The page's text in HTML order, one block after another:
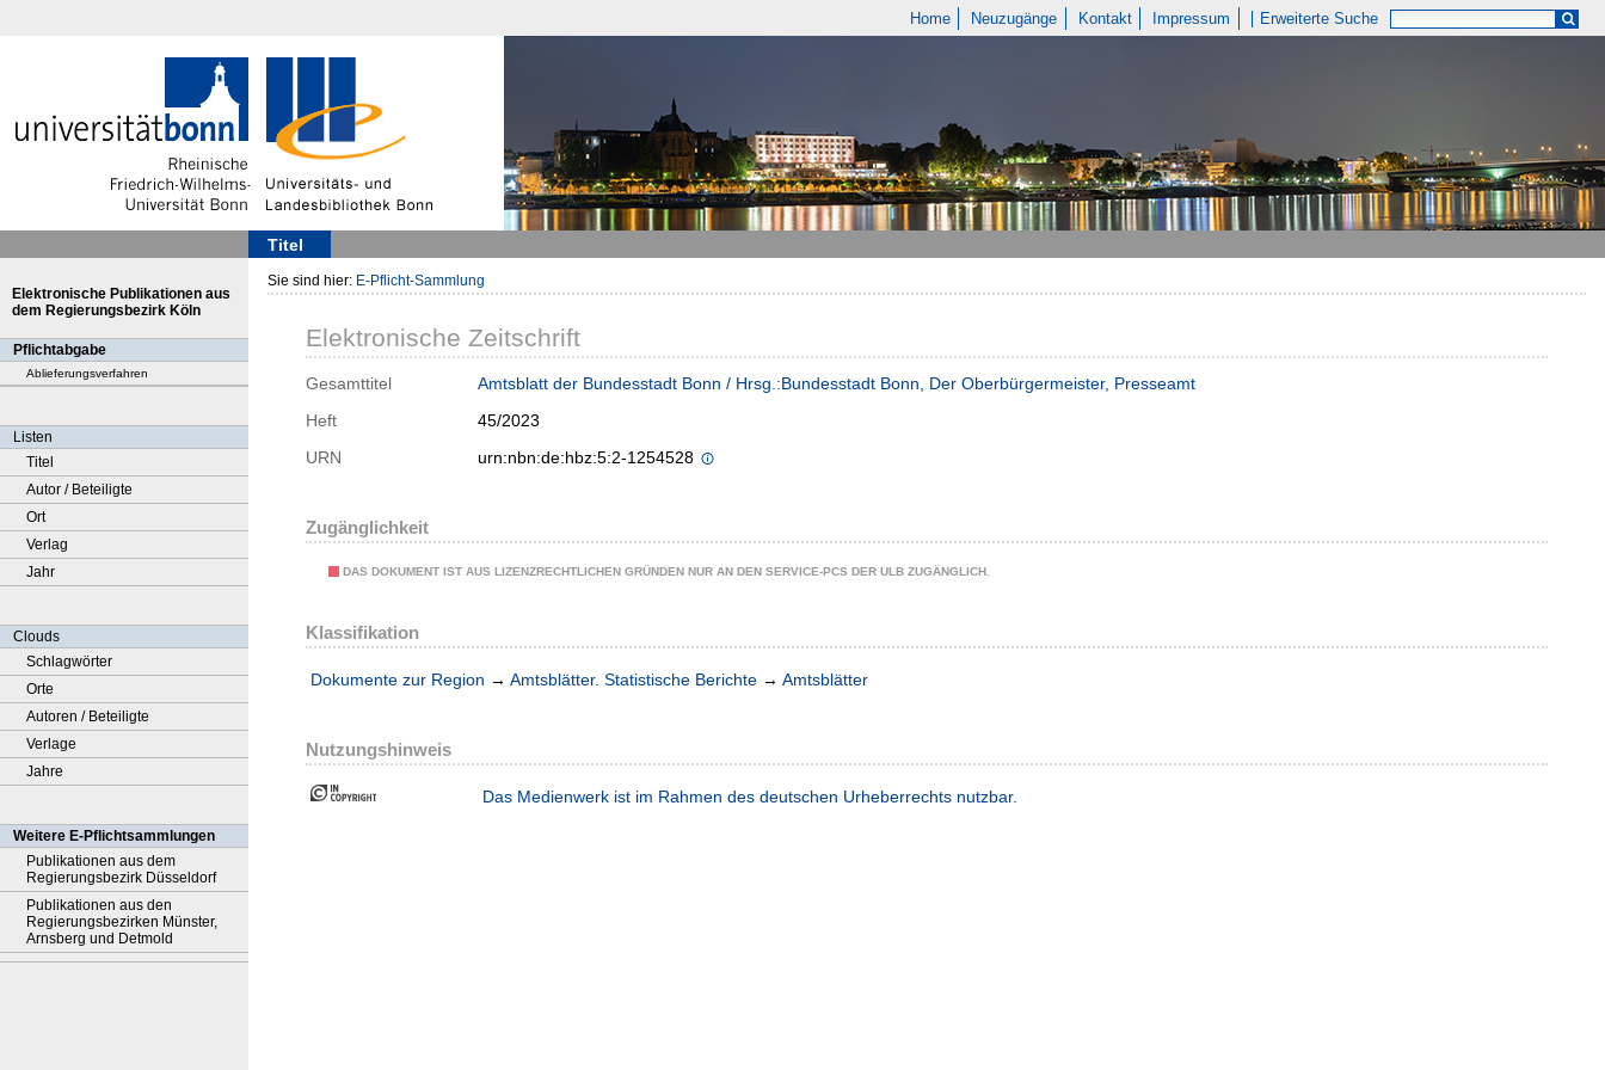
Home Neuzugänge Kontakt Impressum Erweiterte Suche
Titel
Elektronische Publikationen aus
dem Regierungsbezirk Köln
Pflichtabgabe
Ablieferungsverfahren
Listen
Titel
Autor / Beteiligte
Ort
Verlag
Jahr
Clouds
Schlagwörter
Orte
Autoren / Beteiligte
Verlage
Jahre
Weitere E-Pflichtsammlungen
Publikationen aus dem
Regierungsbezirk Düsseldorf
Publikationen aus den
Regierungsbezirken Münster,
Arnsberg und Detmold
Sie sind hier: E-Pflicht-Sammlung
Elektronische Zeitschrift
Gesamttitel
Amtsblatt der Bundesstadt Bonn / Hrsg.:Bundesstadt Bonn, Der Oberbürgermeister, Presseamt
Heft
45/2023
URN
urn:nbn:de:hbz:5:2-1254528
Zugänglichkeit
DAS DOKUMENT IST AUS LIZENZRECHTLICHEN GRÜNDEN NUR AN DEN SERVICE-PCS DER ULB ZUGÄNGLICH.
Klassifikation
Dokumente zur Region → Amtsblätter. Statistische Berichte → Amtsblätter
Nutzungshinweis
Das Medienwerk ist im Rahmen des deutschen Urheberrechts nutzbar.